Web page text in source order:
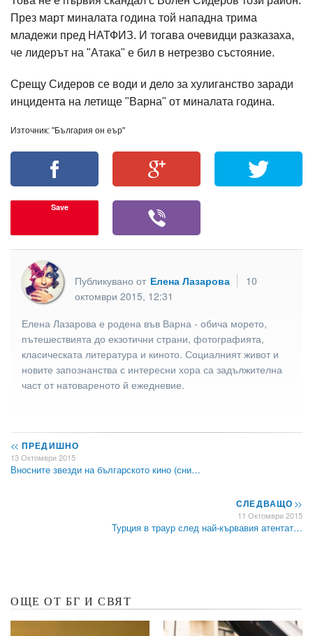
През март миналата година той нападна трима
младежи пред НАТФИЗ. И тогава очевидци разказаха,
че лидерът на "Атака" е бил в нетрезво състояние.
Срещу Сидеров се води и дело за хулиганство заради
инцидента на летище "Варна" от миналата година.
Източник: "България он еър"
Save
Публикувано от Елена Лазарова
10
октомври 2015, 12:31
Елена Лазарова е родена във Варна - обича морето,
пътешествията до екзотични страни, фотографията,
класическата литература и киното. Социалният живот и
новите запознанства с интересни хора са задължителна
част от натовареното й ежедневие.
<< ПРЕДИШНО
13 Октомври 2015
Вносните звезди на българското кино (сни…
СЛЕДВАЩО>>
11 Октомври 2015
Турция в траур след най-кървавия атентат…
ОЩЕ ОТ БГ И СВЯТ